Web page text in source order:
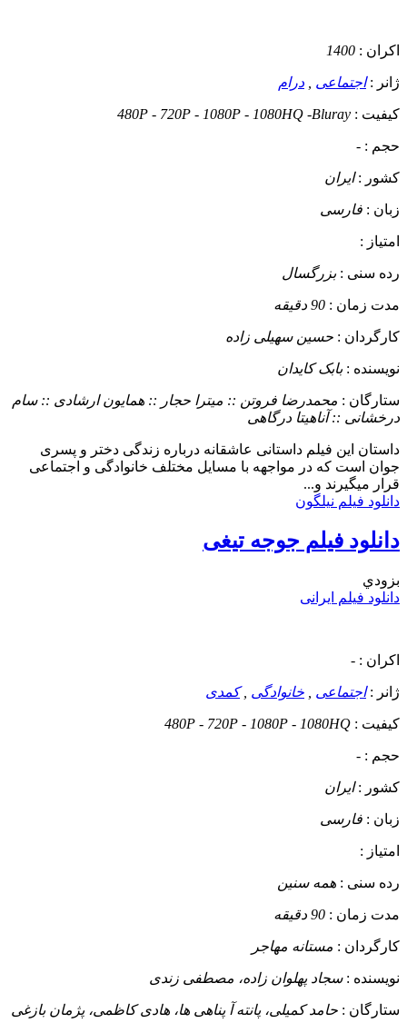
اکران : 1400
ژانر :اجتماعی , درام
کیفیت : 480P - 720P - 1080P - 1080HQ -Bluray
حجم : -
کشور :ایران
زبان : فارسی
امتیاز :
رده سنی :بزرگسال
مدت زمان : 90 دقیقه
کارگردان : حسین سهیلی زاده
نویسنده :بابک کایدان
ستارگان : محمدرضا فروتن :: میترا حجار :: همایون ارشادی :: سام
درخشانی :: آناهیتا درگاهی
داستان این فیلم داستانی عاشقانه درباره زندگی دختر و پسری
جوان است که در مواجهه با مسایل مختلف خانوادگی و اجتماعی
قرار میگیرند و...
دانلود فیلم نیلگون
دانلود فیلم جوجه تیغی
بزودي
دانلود فیلم ایرانی
اکران : -
ژانر :اجتماعی خانوادگی ,کمدی
کیفیت : 480P - 720P - 1080P - 1080HQ
حجم : -
کشور :ایران
زبان : فارسی
امتیاز :
رده سنی : همه سنین
مدت زمان : 90 دقیقه
کارگردان : مستانه مهاجر
نویسنده :سجاد پهلوان زاده، مصطفی زندی
ستارگان : حامد کمیلی، پانته آ پناهی ها، هادی کاظمی، پژمان بازغی